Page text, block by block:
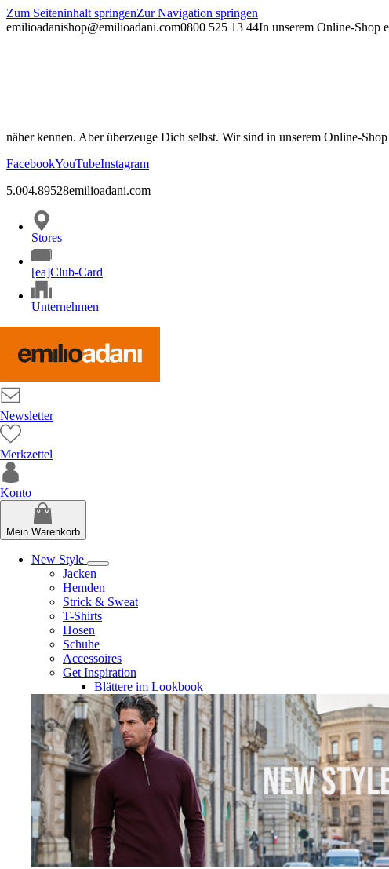
Zum Seiteninhalt springenZur Navigation springen
emilioadanishop@emilioadani.com0800 525 13 44In unserem Online-Shop
näher kennen. Aber überzeuge Dich selbst. Wir sind in unserem Online-
FacebookYouTubeInstagram
5.004.89528emilioadani.com
Stores
[ea]Club-Card
Unternehmen
Newsletter
Merkzettel
Konto
Mein Warenkorb
New Style
Jacken
Hemden
Strick & Sweat
T-Shirts
Hosen
Schuhe
Accessoires
Get Inspiration
Blättere im Lookbook